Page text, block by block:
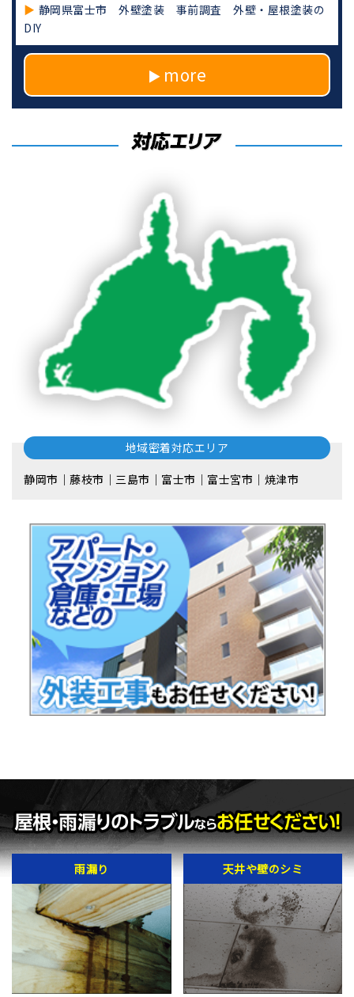
静岡県富士市 外壁塗装 事前調査 外壁・屋根塗装の
DIY
more
地域密着対応エリア
静岡市｜藤枝市｜三島市｜富士市｜富士宮市｜焼津市
雨漏り 天井や壁のシミ